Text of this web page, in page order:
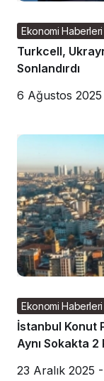
Ekonomi Haberleri
Turkcell,
Sonlandırdı
6 Ağustos
Ekonomi Haberleri
İstanbul Konut
Aynı Sokakta 2
23 Aralık 2025